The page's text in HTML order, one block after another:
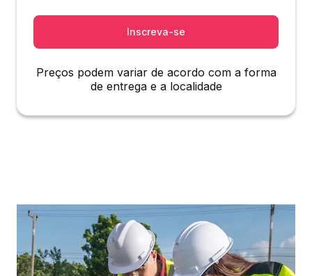
Inscreva-se
Preços podem variar de acordo com a forma
de entrega e a localidade